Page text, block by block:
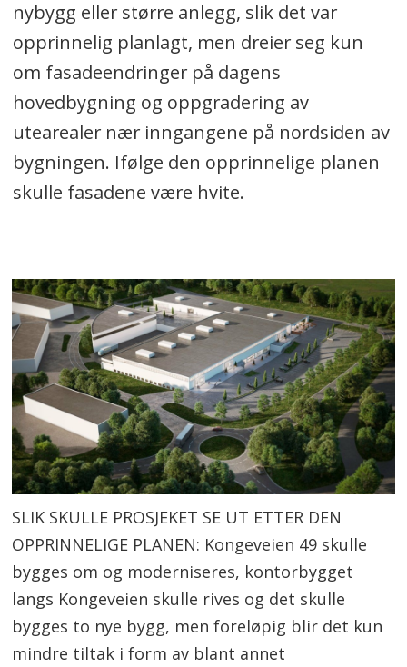
nybygg eller større anlegg, slik det var
opprinnelig planlagt, men dreier seg kun
om fasadeendringer på dagens
hovedbygning og oppgradering av
utearealer nær inngangene på nordsiden av
bygningen. Ifølge den opprinnelige planen
skulle fasadene være hvite.
SLIK SKULLE PROSJEKET SE UT ETTER DEN
OPPRINNELIGE PLANEN: Kongeveien 49 skulle
bygges om og moderniseres, kontorbygget
langs Kongeveien skulle rives og det skulle
bygges to nye bygg, men foreløpig blir det kun
mindre tiltak i form av blant annet